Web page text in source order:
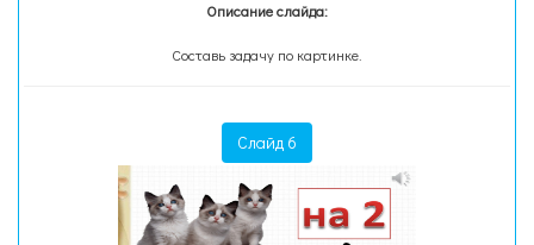
Описание слайда:
Составь задачу по картинке.
Слайд 6